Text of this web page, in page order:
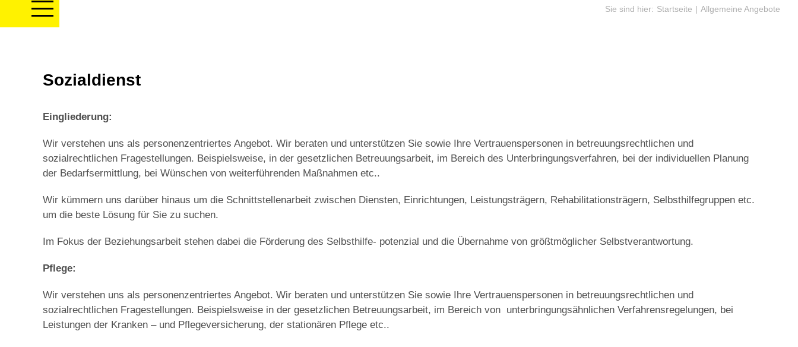
Sie sind hier: Startseite Allgemeine Angebote
Sozialdienst
Eingliederung:
Wir verstehen uns als personenzentriertes Angebot. Wir beraten und unterstützen Sie sowie Ihre Vertrauenspersonen in betreuungsrechtlichen und
sozialrechtlichen Fragestellungen. Beispielsweise, in der gesetzlichen Betreuungsarbeit, im Bereich des Unterbringungsverfahren, bei der individuellen Planung
der Bedarfsermittlung, bei Wünschen von weiterführenden Maßnahmen etc..
Wir kümmern uns darüber hinaus um die Schnittstellenarbeit zwischen Diensten, Einrichtungen, Leistungsträgern, Rehabilitationsträgern, Selbsthilfegruppen etc.
um die beste Lösung für Sie zu suchen.
Im Fokus der Beziehungsarbeit stehen dabei die Förderung des Selbsthilfe- potenzial und die Übernahme von größtmöglicher Selbstverantwortung.
Pflege:
Wir verstehen uns als personenzentriertes Angebot. Wir beraten und unterstützen Sie sowie Ihre Vertrauenspersonen in betreuungsrechtlichen und
sozialrechtlichen Fragestellungen. Beispielsweise in der gesetzlichen Betreuungsarbeit, im Bereich von unterbringungsähnlichen Verfahrensregelungen, bei
Leistungen der Kranken – und Pflegeversicherung, der stationären Pflege etc..